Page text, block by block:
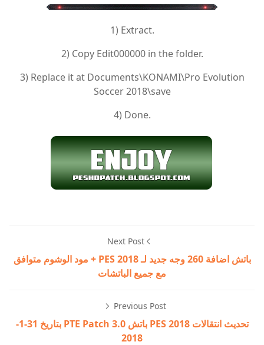
1) Extract.
2) Copy Edit000000 in the folder.
3) Replace it at Documents\KONAMI\Pro Evolution
Soccer 2018\save
4) Done.
Next Post
باتش اضافة 260 وجه جديد لـ PES 2018 + مود الوشوم متوافق
مع جميع الباتشات
Previous Post
تحديث انتقالات PES 2018 باتش PTE Patch 3.0 بتاريخ 31-1-
2018